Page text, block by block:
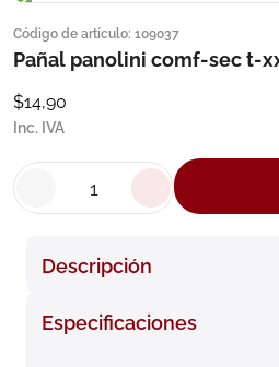
Código de artículo: 109037
Pañal panolini comf-sec t-
$14,90
Inc. IVA
Descripción
Especificaciones
1. eucerin
3
cerave
7. isdin